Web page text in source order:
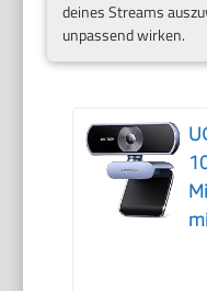
deines Streams
unpassend wirken.